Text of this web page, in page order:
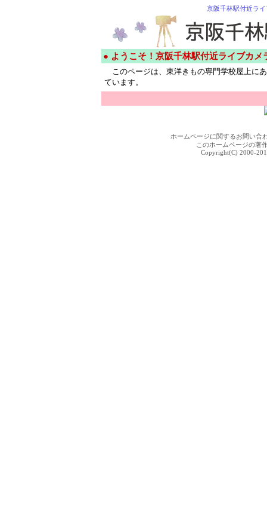
京阪千林駅付近ラ
● ようこそ！京阪千林駅付近ライブカメ
このページは、東洋きもの専門学校屋上に
ています。
ホームページに関するお問い合
このホームページの著
Copyright(C) 2000-